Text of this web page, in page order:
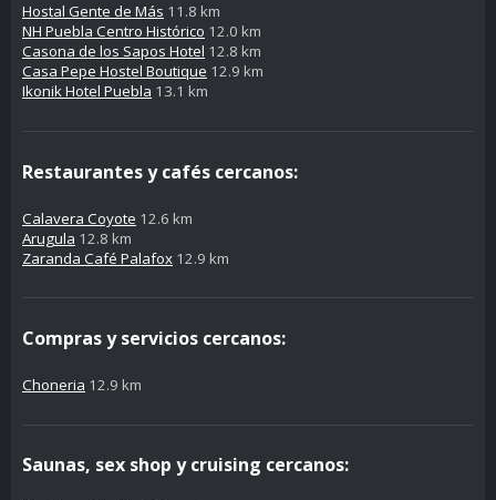
Hostal Gente de Más 11.8 km
NH Puebla Centro Histórico 12.0 km
Casona de los Sapos Hotel 12.8 km
Casa Pepe Hostel Boutique 12.9 km
Ikonik Hotel Puebla 13.1 km
Restaurantes y cafés cercanos:
Calavera Coyote 12.6 km
Arugula 12.8 km
Zaranda Café Palafox 12.9 km
Compras y servicios cercanos:
Choneria 12.9 km
Saunas, sex shop y cruising cercanos: